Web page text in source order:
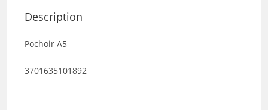
Description
Pochoir A5
3701635101892